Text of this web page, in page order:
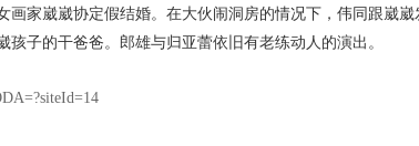
画家崴崴协定假结婚。在大伙闹洞房的情况下，伟同跟崴
子的干爸爸。郎雄与归亚蕾依旧有老练动人的演出。